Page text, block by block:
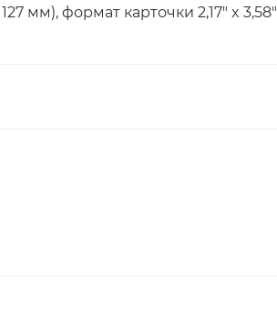
мм), формат карточки 2,17" x 3,58"